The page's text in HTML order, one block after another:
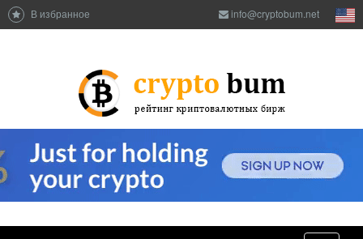
В избранное info@cryptobum.net